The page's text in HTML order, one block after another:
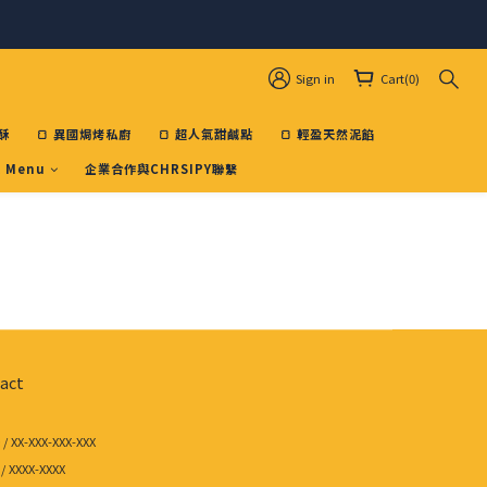
Sign in Cart(0)
🍞 異國焗烤私廚 🍞 超人氣甜鹹點
🍞 輕盈天然泥餡
Menu 企業合作與CHRSIPY聯繫
XX-XXX-XXX-XXX
XXXX